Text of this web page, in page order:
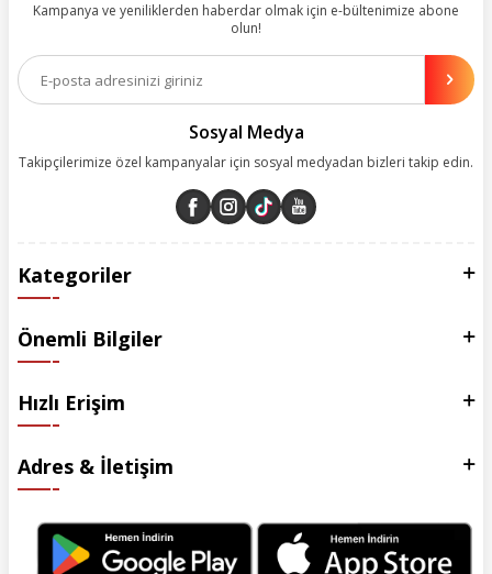
olanakları sunuyoruz. Çalışmalarımızı müşterilerimizin memnuniyetini
esas alarak yürütüyoruz.
Kampanya ve yeniliklerden haberdar olmak için e-bültenimize abone
olun!
Sosyal Medya
Takipçilerimize özel kampanyalar için sosyal medyadan bizleri takip edin.
Kategoriler
Önemli Bilgiler
Hızlı Erişim
Adres & İletişim